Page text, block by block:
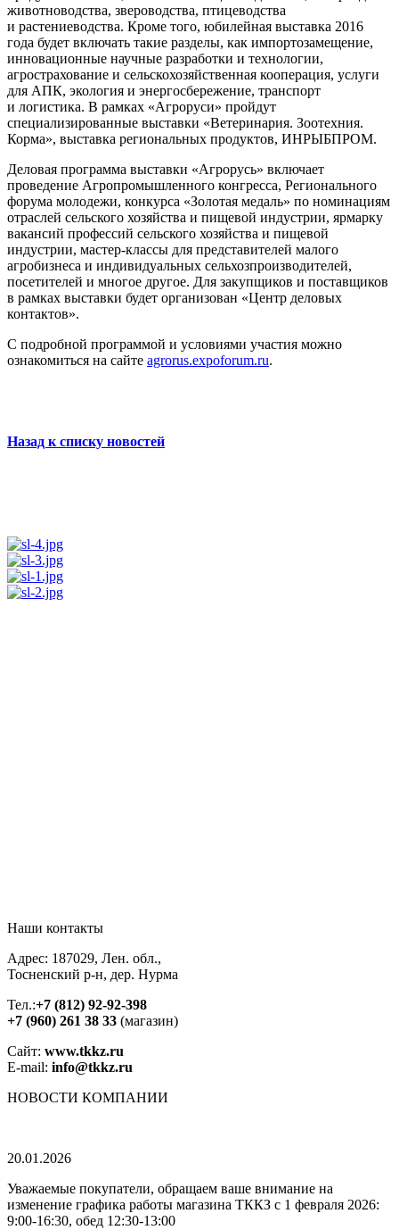
животноводства, звероводства, птицеводства
и растениеводства. Кроме того, юбилейная выставка 2016
года будет включать такие разделы, как импортозамещение,
инновационные научные разработки и технологии,
агрострахование и сельскохозяйственная кооперация, услуги
для АПК, экология и энергосбережение, транспорт
и логистика. В рамках «Агроруси» пройдут
специализированные выставки «Ветеринария. Зоотехния.
Корма», выставка региональных продуктов, ИНРЫБПРОМ.
Деловая программа выставки «Агрорусь» включает
проведение Агропромышленного конгресса, Регионального
форума молодежи, конкурса «Золотая медаль» по номинациям
отраслей сельского хозяйства и пищевой индустрии, ярмарку
вакансий профессий сельского хозяйства и пищевой
индустрии, мастер-классы для представителей малого
агробизнеса и индивидуальных сельхозпроизводителей,
посетителей и многое другое. Для закупщиков и поставщиков
в рамках выставки будет организован «Центр деловых
контактов».
С подробной программой и условиями участия можно
ознакомиться на сайте agrorus.expoforum.ru.
Назад к списку новостей
Наши контакты
Адрес: 187029, Лен. обл.,
Тосненский р-н, дер. Нурма
Тел.:+7 (812) 92-92-398
+7 (960) 261 38 33 (магазин)
Сайт: www.tkkz.ru
E-mail: info@tkkz.ru
НОВОСТИ КОМПАНИИ
20.01.2026
Уважаемые покупатели, обращаем ваше внимание на
изменение графика работы магазина ТККЗ c 1 февраля 2026:
9:00-16:30, обед 12:30-13:00